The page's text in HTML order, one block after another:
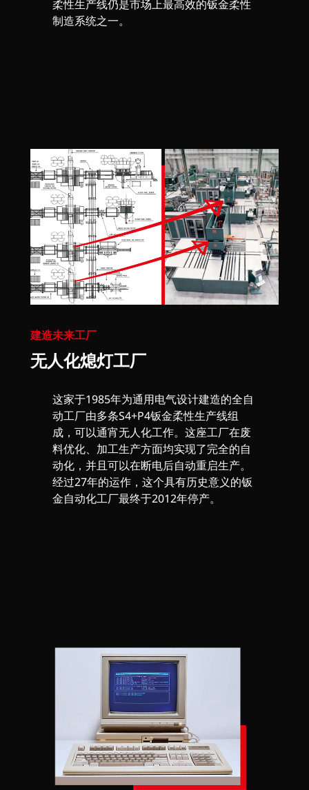
柔性生产线仍是市场上最高效的钣金柔性
制造系统之一。
建造未来工厂
无人化熄灯工厂
这家于1985年为通用电气设计建造的全自
动工厂由多条S4+P4钣金柔性生产线组
成，可以通宵无人化工作。这座工厂在废
料优化、加工生产方面均实现了完全的自
动化，并且可以在断电后自动重启生产。
经过27年的运作，这个具有历史意义的钣
金自动化工厂最终于2012年停产。